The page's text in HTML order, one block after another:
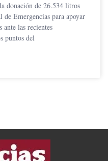
donación de 26.534 litros
Emergencias para apoyar
ante las recientes
puntos del